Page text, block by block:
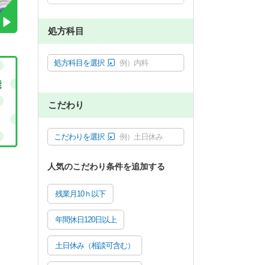
処方科目
処方科目を選択 例）内科
こだわり
こだわりを選択 例）土日休み
人気のこだわり条件を追加する
残業月10ｈ以下
年間休日120日以上
土日休み（相談可含む）